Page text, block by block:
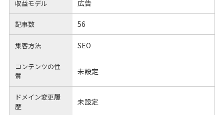
収益モデル 広告
記事数 56
集客方法 SEO
コンテンツの性
質
未設定
ドメイン変更履
歴
未設定